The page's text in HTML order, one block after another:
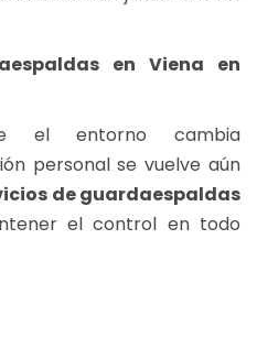
en Viena en
el entorno cambia
personal se vuelve aún
de guardaespaldas
el control en todo